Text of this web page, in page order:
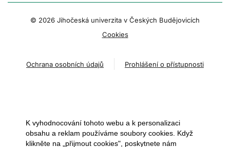
© 2026 Jihočeská univerzita v Českých Budějovicích
Cookies
Ochrana osobních údajů Prohlášení o přístupnosti
K vyhodnocování tohoto webu a k personalizaci
obsahu a reklam používáme soubory cookies. Když
klikněte na „přijmout cookies", poskytnete nám